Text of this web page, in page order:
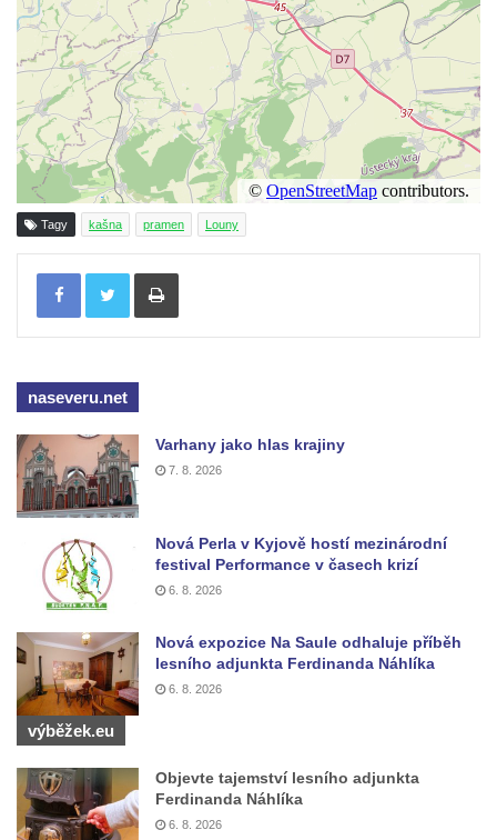
Tagy kašna pramen Louny
Tisknout
naseveru.net
Varhany jako hlas krajiny
7. 8. 2026
Nová Perla v Kyjově hostí mezinárodní
festival Performance v časech krizí
6. 8. 2026
Nová expozice Na Saule odhaluje příběh
lesního adjunkta Ferdinanda Náhlíka
6. 8. 2026
výběžek.eu
Objevte tajemství lesního adjunkta
Ferdinanda Náhlíka
6. 8. 2026